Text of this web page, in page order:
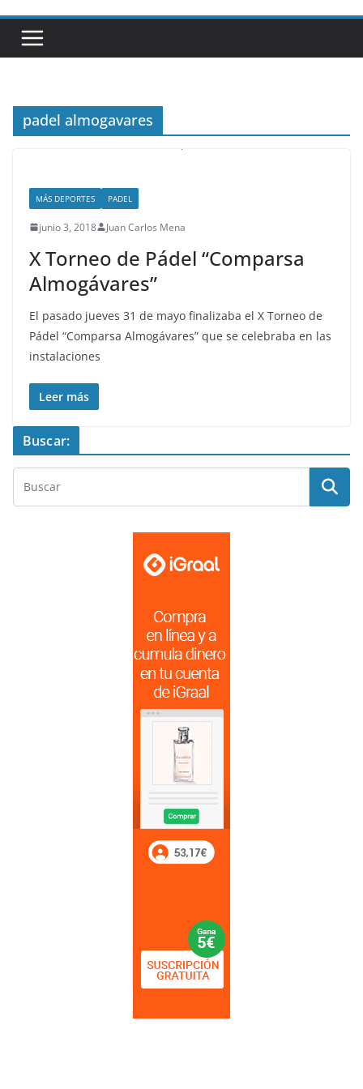
padel almogavares
MÁS DEPORTES PADEL
junio 3, 2018 Juan Carlos Mena
X Torneo de Pádel “Comparsa
Almogávares”
El pasado jueves 31 de mayo finalizaba el X Torneo de
Pádel “Comparsa Almogávares” que se celebraba en las
instalaciones
Leer más
Buscar: